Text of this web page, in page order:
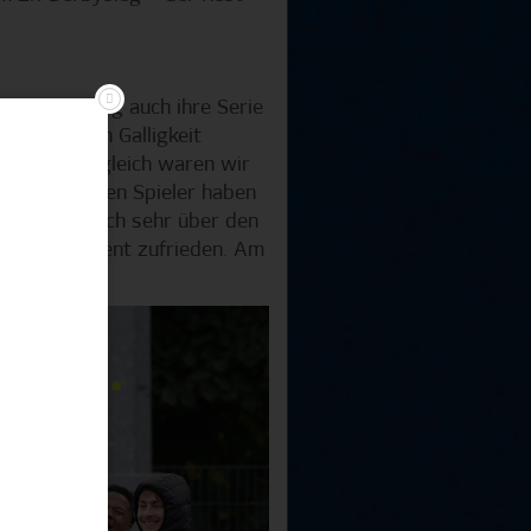
Erfolg auch ihre Serie
etwas an Galligkeit
dem Ausgleich waren wir
Spieler haben
uns natürlich sehr über den
Statement zufrieden. Am